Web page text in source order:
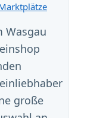
Wasgau
große